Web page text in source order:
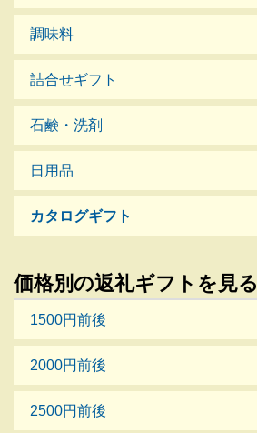
調味料
詰合せギフト
石鹸・洗剤
日用品
カタログギフト
価格別の返礼ギフトを見る
1500円前後
2000円前後
2500円前後